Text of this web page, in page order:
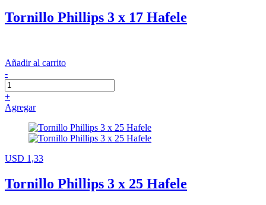
Tornillo Phillips 3 x 17 Hafele
Añadir al carrito
-
+
Agregar
USD 1,33
Tornillo Phillips 3 x 25 Hafele